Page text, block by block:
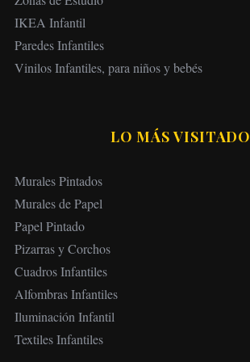
d
e
e
d
a
s
IKEA Infantil
Paredes Infantiles
Vinilos Infantiles, para niños y bebés
LO MÁS VISITADO
Murales Pintados
Murales de Papel
Papel Pintado
Pizarras y Corchos
Cuadros Infantiles
Alfombras Infantiles
Iluminación Infantil
Textiles Infantiles